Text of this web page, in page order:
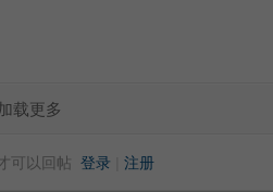
载更多
可以回帖 登录 注册